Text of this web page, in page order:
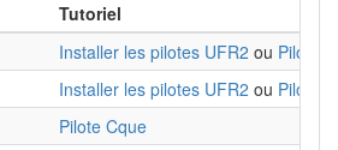
Tutoriel
Installer les pilotes UFR2 ou Pilote
Installer les pilotes UFR2 ou Pilote
Pilote Cque